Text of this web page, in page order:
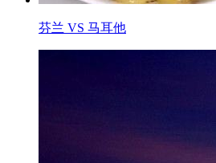
芬兰 VS 马耳他